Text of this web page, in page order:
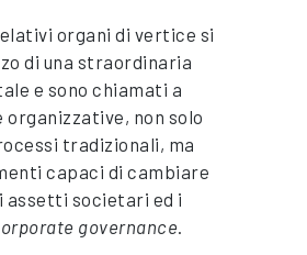
organi di vertice si
di una straordinaria
e sono chiamati a
non solo
tradizionali, ma
capaci di cambiare
assetti societari ed i
governance.